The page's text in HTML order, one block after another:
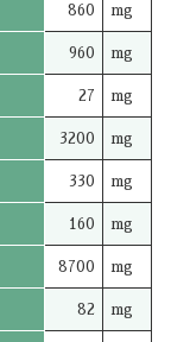
860 mg
960 mg
27 mg
3200 mg
330 mg
160 mg
8700 mg
82 mg